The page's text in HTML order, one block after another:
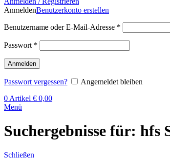
AnmeldenBenutzerkonto erstellen
Benutzername oder E-Mail-Adresse *
Passwort *
Anmelden
Passwort vergessen?
Angemeldet bleiben
0 Artikel € 0,00
Menü
Suchergebnisse für: hfs
Schließen